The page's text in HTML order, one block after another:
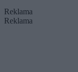
Reklama
Reklama